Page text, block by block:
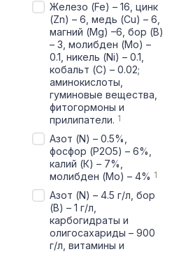
Железо (Fe) – 16, цинк
(Zn) – 6, медь (Cu) – 6,
магний (Mg) –6, бор (B)
– 3, молибден (Мо) –
0.1, никель (Ni) – 0.1,
кобальт (С) – 0.02;
аминокислоты,
гуминовые вещества,
фитогормоны и
прилипатели. 1
Азот (N) – 0.5%,
фосфор (P2O5) – 6%,
калий (К) – 7%,
молибден (Mo) – 4% 1
Азот (N) – 4.5 г/л, бор
(B) – 1 г/л,
карбогидраты и
олигосахариды – 900
г/л, витамины и